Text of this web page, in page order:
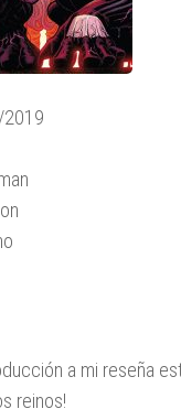
a mi reseña
reinos!